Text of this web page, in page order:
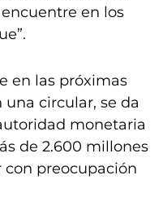
encuentre en los
en las próximas
una circular, se da
monetaria
de 2.600 millones
con preocupación